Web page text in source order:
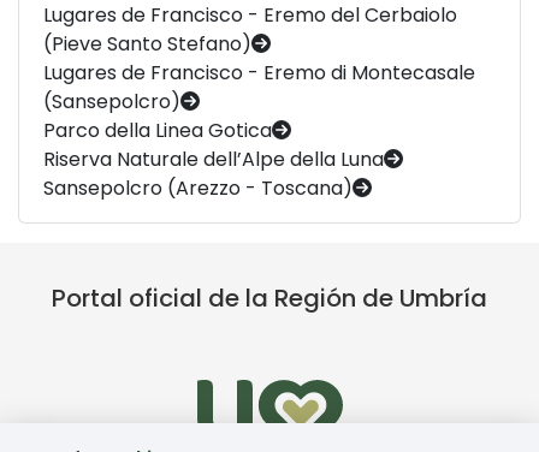
Lugares de Francisco - Eremo del Cerbaiolo
(Pieve Santo Stefano)
Lugares de Francisco - Eremo di Montecasale
(Sansepolcro)
Parco della Linea Gotica
Riserva Naturale dell’Alpe della Luna
Sansepolcro (Arezzo - Toscana)
Portal oficial de la Región de Umbría